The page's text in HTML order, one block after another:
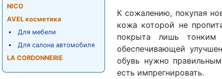
NICO
AVEL косметика
Для мебели
Для салона автомобиля
LA CORDONNERIE
К сожалению, покупая
кожа которой не
покрыта лишь тонким
обеспечивающей
обувь нужно
есть импрегнировать.